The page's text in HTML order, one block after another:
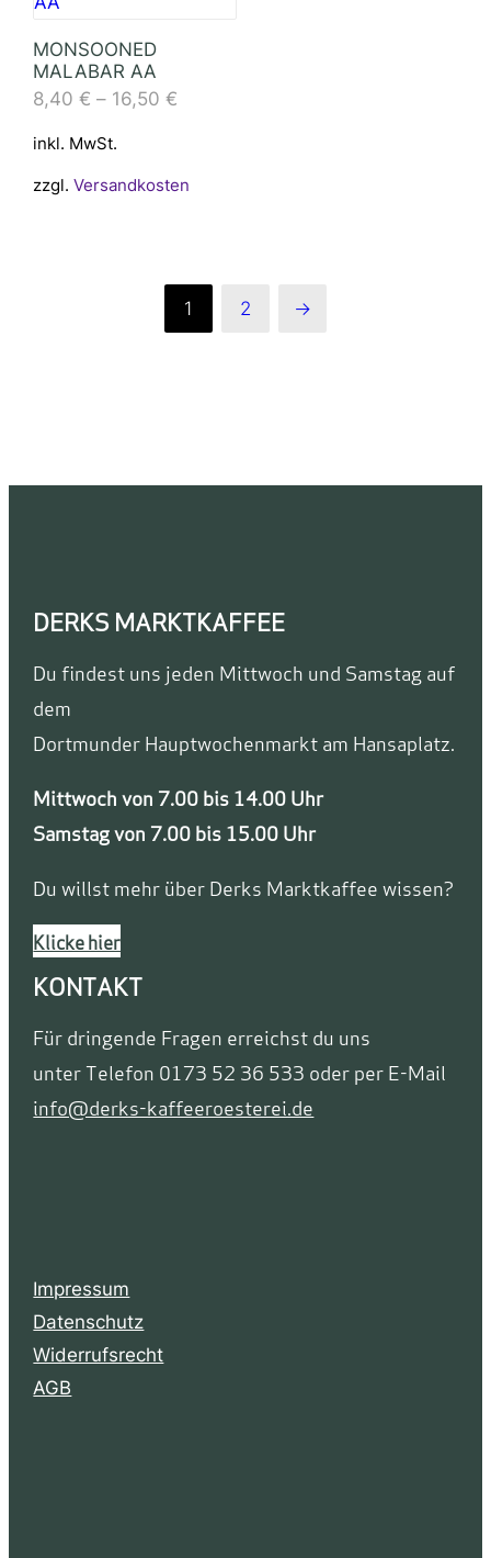
MONSOONED
MALABAR AA
8,40€ – 16,50€
inkl. MwSt.
zzgl.Versandkosten
1 2 →
DERKS MARKTKAFFEE
Du findest uns jeden Mittwoch und Samstag auf
dem
Dortmunder Hauptwochenmarkt am Hansaplatz.
Mittwoch von 7.00 bis 14.00 Uhr
Samstag von 7.00 bis 15.00 Uhr
Du willst mehr über Derks Marktkaffee wissen?
Klicke hier
KONTAKT
Für dringende Fragen erreichst du uns
unter Telefon 0173 52 36 533 oder per E-Mail
info@derks-kaffeeroesterei.de
Impressum
Datenschutz
Widerrufsrecht
AGB